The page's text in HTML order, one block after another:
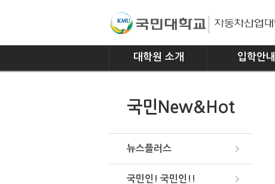
대학원 소개
연혁
입학안내
국민New&Hot
뉴스플러스
국민인! 국민인!!